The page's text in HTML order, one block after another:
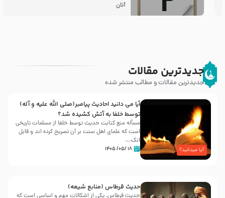
جدیدترین مقالات
جدیدترین مقالات و مطالب منتشر شده
آیا میدانید؟
آیا می دانید احادیث پیامبر(صلی الله علیه و آله)
توسط خلفا به آتش کشیده شد؟
مسأله منع کتابت حدیث توسط خلفا از مسلمات تاریخی
است که علمای اهل سنت بر آن تصریح کرده اند و قابل
انک...
۱۸ /۰۵/ ۱۴۰۵
حدیث قرطاس (منابع شیعه)
حدیث قرطاس، یکی از اشکالات مهم و اساسی است که